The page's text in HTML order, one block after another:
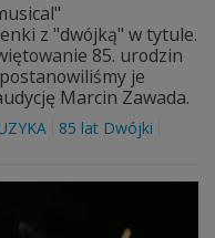
z "dwójką" w tytule.
85. urodzin
je
Marcin Zawada.
85 lat Dwójki